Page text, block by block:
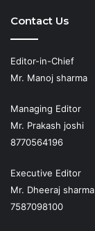
Contact Us
Editor-in-Chief
Mr. Manoj sharma
Managing Editor
Mr. Prakash joshi
8770564196
Executive Editor
Mr. Dheeraj sharma
7587098100